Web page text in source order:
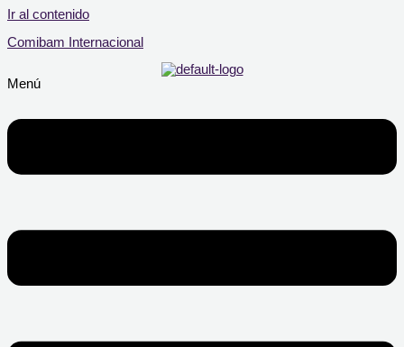
Ir al contenido
Comibam Internacional
Menú